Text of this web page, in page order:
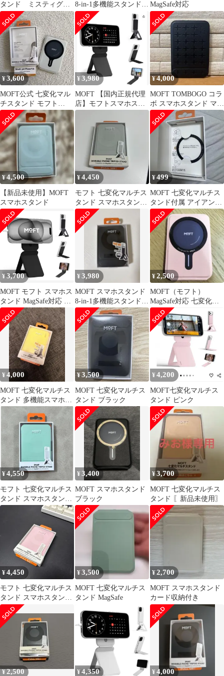
タンド ミスティグレ
ー
8-in-1多機能スタンド
MagSafe対応 iPhone
17/16/15/14/13シリーズ
対応 カード収納 |
NFC・Suica・タッチ決
済対応, 強力マグネッ
ト・全機種対応 , 薄
型・軽量, 折りたたみ
式, アイアンリングmt
MagSafe対応
¥3,600
MOFT公式 七変化マル
チスタンド モフト
MOVAS™素材 iPhone
三脚
¥3,980
MOFT 【国内正規代理
店】モフトスマホスタ
ンド
¥4,000
MOFT TOMBOGO コラ
ボ スマホスタンド マグ
ネット式
¥4,500
【新品未使用】MOFT
スマホスタンド
¥4,450
モフト 七変化マルチス
タンド スマホスタンド
三脚 MagSafe対応 ミス
ティーグレー
¥499
MOFT 七変化マルチス
タンド付属 アイアンリ
ング
¥3,700
MOFT モフト スマホス
タンド MagSafe対応 七
変化マルチスタンド 携
帯スタンド ジェット ブ
ラック
¥3,980
MOFT スマホスタンド
8-in-1多機能スタンド
カードケース付き ブラ
ック
¥2,500
MOFT（モフト）
MagSafe対応 七変化マ
ルチスタンド（ピーチ
ピンク）
¥4,000
MOFT 七変化マルチス
タンド 多機能スマホス
タンド イエロー
¥3,500
MOFT 七変化マルチス
タンド ブラック
¥ 4,200
MOFT七変化マルチス
タンド ピンク
¥4,550
モフト 七変化マルチス
タンド スマホスタンド
三脚 MagSafe対応 ミン
¥3,400
MOFT スマホスタンド
ブラック
¥3,700
MOFT 七変化マルチス
タンド 〖新品未使用〗
¥4,450
モフト 七変化マルチス
タンド スマホスタンド
三脚 MagSafe対応 サク
ラピンク
¥3,500
MOFT 七変化マルチス
タンド MagSafe
¥2,700
MOFT スマホスタンド
カード収納付き
¥2,500 ¥4,350 ¥4,000